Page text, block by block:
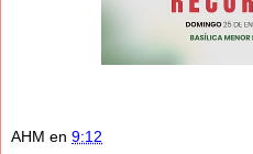
AHM en 9:12